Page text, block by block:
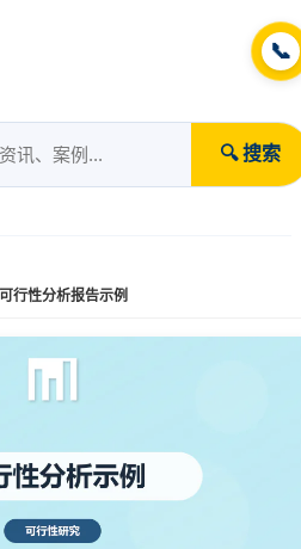
📞
🔍 搜索
可行性分析报告示例